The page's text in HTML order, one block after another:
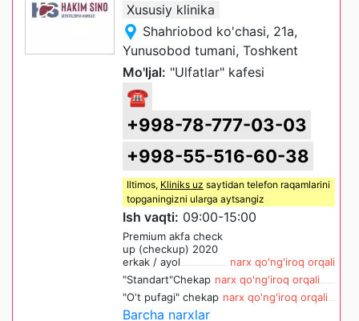
Xususiy klinika
Shahriobod ko'chasi, 21a,
Yunusobod tumani, Toshkent
Mo'ljal: "Ulfatlar" kafesi
☎
+998-78-777-03-03
+998-55-516-60-38
Iltimos, Kliniks uz saytidan telefon raqamlarini
topganingizni ularga aytsangiz
Ish vaqti: 09:00-15:00
Premium akfa check
up (checkup) 2020
erkak / ayol
narx qo'ng'iroq orqali
"Standart"Chekap narx qo'ng'iroq orqali
"O‘t pufagi" chekap narx qo'ng'iroq orqali
Barcha narxlar